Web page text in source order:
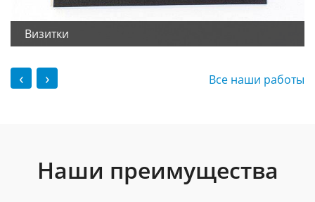
Визитки
‹ › Все наши работы
Наши преимущества